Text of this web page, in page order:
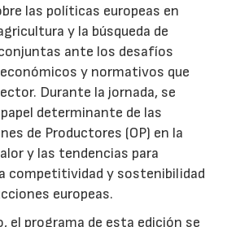
las políticas europeas en
y la búsqueda de
ante los desafíos
y normativos que
Durante la jornada, se
determinante de las
de Productores (OP) en la
y las tendencias para
competitividad y sostenibilidad
europeas.
el programa de esta edición se